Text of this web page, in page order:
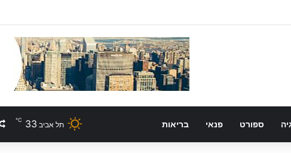
ספורט פנאי בריאות תל אביב 33
℃